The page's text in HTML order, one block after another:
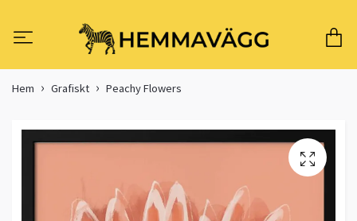
Hem Grafiskt Peachy Flowers